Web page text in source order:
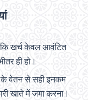
खर्च केवल आवंटित
ही हो।
के वेतन से सही इनकम
खाते में जमा करना।